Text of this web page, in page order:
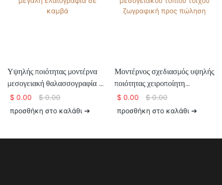
Υψηλής ποιότητας μοντέρνα
μεσογειακή θαλασσογραφία με
μαχαίρι, μεγάλη ελαιογραφία
σε καμβά
$ 0.00 $0.00
προσθήκη στο καλάθι ➔
Μοντέρνος σχεδιασμός υψηλής
ποιότητας χειροποίητη
ελαιογραφία μεσογειακού
τοπίου τοίχου ζωγραφική προς
$ 0.00 $0.00
προσθήκη στο καλάθι ➔